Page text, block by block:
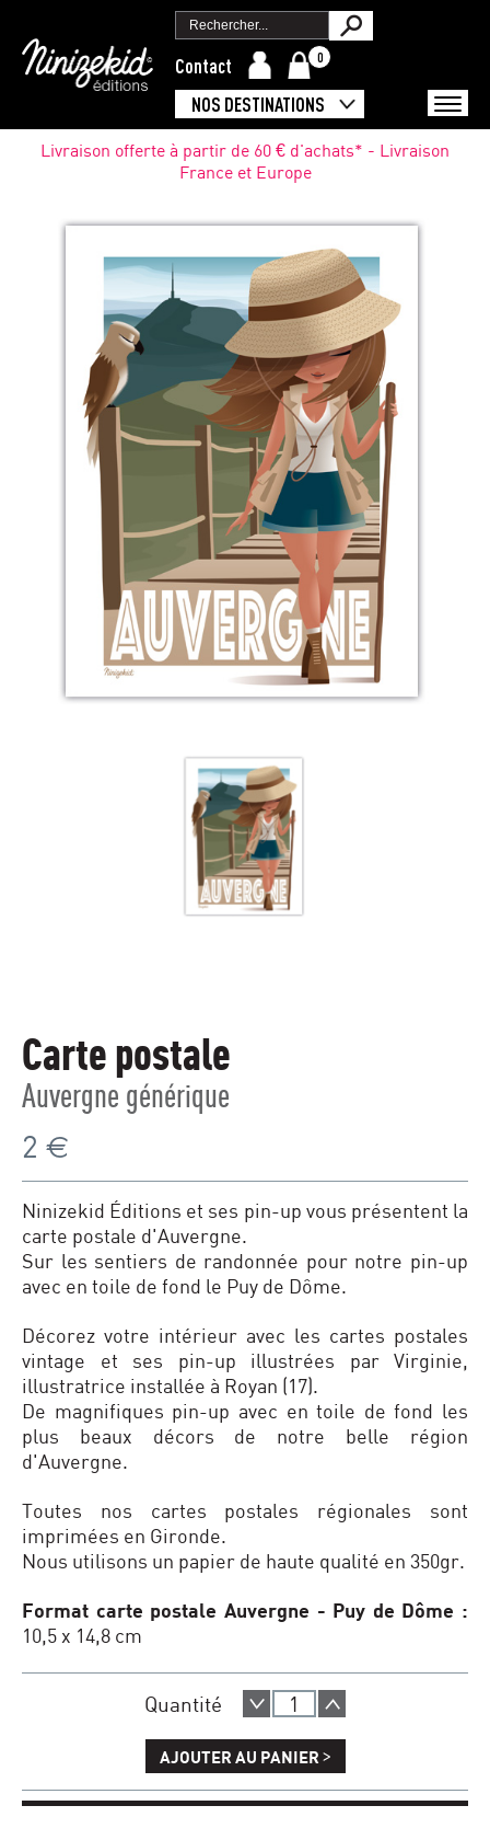
Contact 0
NOS DESTINATIONS
Livraison offerte à partir de 60 € d'achats* - Livraison
France et Europe
Carte postale
Auvergne générique
2 €
Ninizekid Éditions et ses pin-up vous présentent la
carte postale d'Auvergne.
Sur les sentiers de randonnée pour notre pin-up
avec en toile de fond le Puy de Dôme.
Décorez votre intérieur avec les cartes postales
vintage et ses pin-up illustrées par Virginie,
illustratrice installée à Royan (17).
De magnifiques pin-up avec en toile de fond les
plus beaux décors de notre belle région
d'Auvergne.
Toutes nos cartes postales régionales sont
imprimées en Gironde.
Nous utilisons un papier de haute qualité en 350gr.
Format carte postale Auvergne - Puy de Dôme :
10,5 x 14,8 cm
Quantité
AJOUTER AU PANIER >